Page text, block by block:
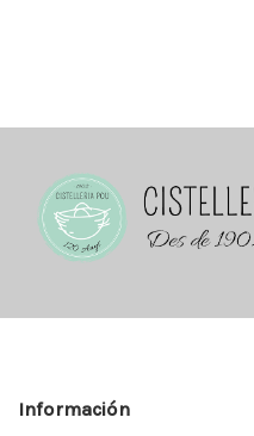
Información